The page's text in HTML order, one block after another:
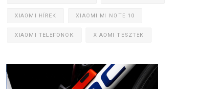
XIAOMI HÍREK XIAOMI MI NOTE 10
XIAOMI TELEFONOK XIAOMI TESZTEK